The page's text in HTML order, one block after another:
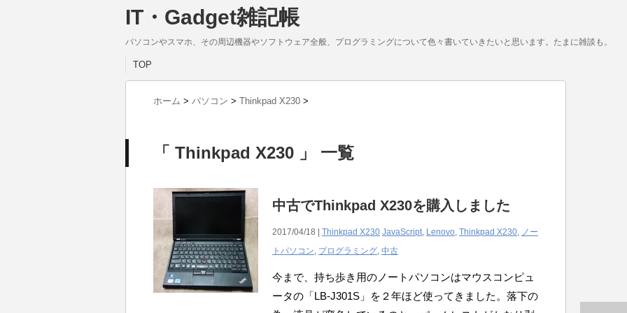
IT・Gadget雑記帳
パソコンやスマホ、その周辺機器やソフトウェア全般、プログラミングについて色々書いていきたいと思います。たまに雑談も。
TOP
ホーム > パソコン > Thinkpad X230 >
「 Thinkpad X230 」 一覧
中古でThinkpad X230を購入しました
2017/04/18 | Thinkpad X230 JavaScript, Lenovo, Thinkpad X230, ノー
トパソコン, プログラミング, 中古
今まで、持ち歩き用のノートパソコンはマウスコンピュ
ータの「LB-J301S」を２年ほど使ってきました。落下の